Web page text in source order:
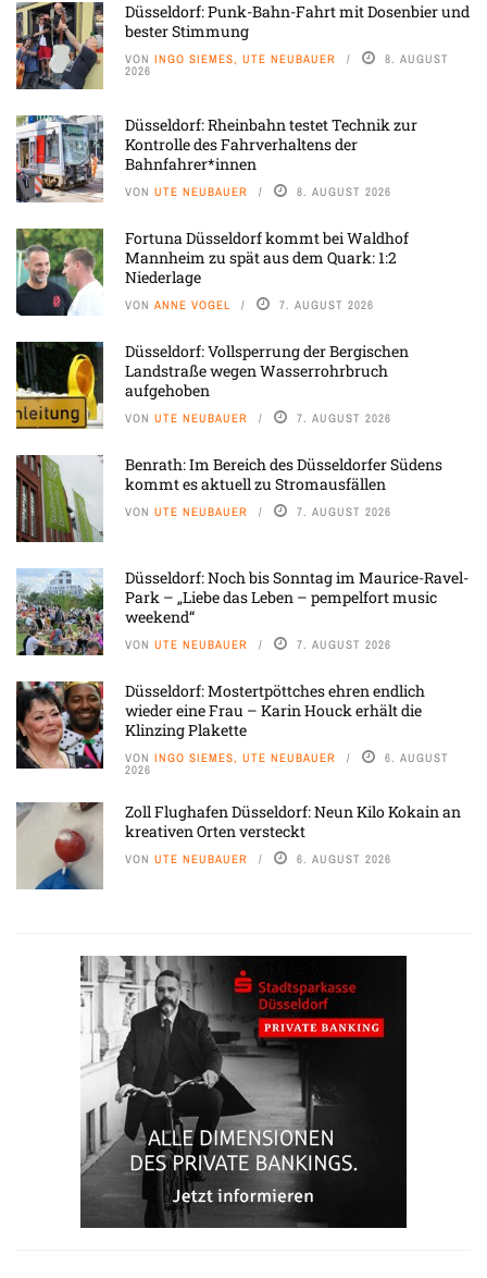
Düsseldorf: Punk-Bahn-Fahrt mit Dosenbier und
bester Stimmung
VON INGO SIEMES, UTE NEUBAUER 8. AUGUST
2026
Düsseldorf: Rheinbahn testet Technik zur
Kontrolle des Fahrverhaltens der
Bahnfahrer*innen
VON UTE NEUBAUER 8. AUGUST 2026
Fortuna Düsseldorf kommt bei Waldhof
Mannheim zu spät aus dem Quark: 1:2
Niederlage
VON ANNE VOGEL 7. AUGUST 2026
Düsseldorf: Vollsperrung der Bergischen
Landstraße wegen Wasserrohrbruch
aufgehoben
VON UTE NEUBAUER 7. AUGUST 2026
Benrath: Im Bereich des Düsseldorfer Südens
kommt es aktuell zu Stromausfällen
VON UTE NEUBAUER 7. AUGUST 2026
Düsseldorf: Noch bis Sonntag im Maurice-Ravel-
Park – „Liebe das Leben – pempelfort music
weekend“
VON UTE NEUBAUER 7. AUGUST 2026
Düsseldorf: Mostertpöttches ehren endlich
wieder eine Frau – Karin Houck erhält die
Klinzing Plakette
VON INGO SIEMES, UTE NEUBAUER 6. AUGUST
2026
Zoll Flughafen Düsseldorf: Neun Kilo Kokain an
kreativen Orten versteckt
VON UTE NEUBAUER 6. AUGUST 2026